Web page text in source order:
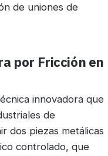
de uniones de
por Fricción en
innovadora que
de
dos piezas metálicas
controlado, que